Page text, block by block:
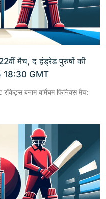
मैच, द हंड्रेड पुरुषों की
18:30 GMT
बनाम बर्मिंघम फिनिक्स मैच: